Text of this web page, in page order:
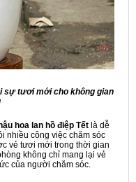
sự tươi mới cho không gian
hoa lan hồ điệp Tết là dễ
nhiều công việc chăm sóc
vẻ tươi mới trong thời gian
không chỉ mang lại vẻ
của người chăm sóc.